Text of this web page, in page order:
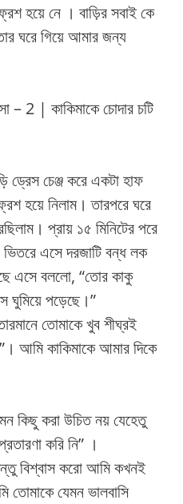
হয়ে নে । বাড়ির সবাই কে
ঘরে গিয়ে আমার জন্য
– 2 | কাকিমাকে চোদার চটি
ড্রেস চেঞ্জ করে একটা হাফ
হয়ে নিলাম। তারপরে ঘরে
প্রায় ১৫ মিনিটের পরে
এসে দরজাটি বন্ধ লক
এসে বললো, “তোর কাকু
ঘুমিয়ে পড়েছে।”
তোমাকে খুব শীঘ্রই
আমি কাকিমাকে আমার দিকে
কিছু করা উচিত নয় যেহেতু
করি নি” ।
বিশ্বাস করো আমি কখনই
যেমন ভালবাসি